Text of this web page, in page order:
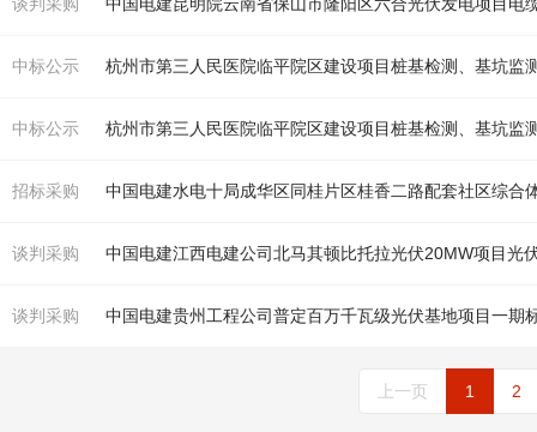
谈判采购 中国电建昆明院云南省保山市隆阳区六合光伏发电项目电
中标公示 杭州市第三人民医院临平院区建设项目桩基检测、基坑监
中标公示 杭州市第三人民医院临平院区建设项目桩基检测、基坑监
招标采购
谈判采购 中国电建江西电建公司北马其顿比托拉光伏20MW项目光
谈判采购 中国电建贵州工程公司普定百万千瓦级光伏基地项目一期标段一 600MWp
上一页 1 2